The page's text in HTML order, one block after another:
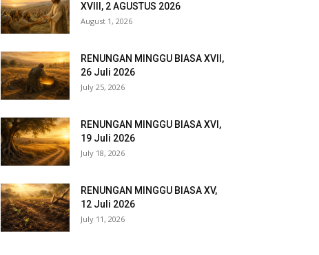
XVIII, 2 AGUSTUS 2026
August 1, 2026
RENUNGAN MINGGU BIASA XVII,
26 Juli 2026
July 25, 2026
RENUNGAN MINGGU BIASA XVI,
19 Juli 2026
July 18, 2026
RENUNGAN MINGGU BIASA XV,
12 Juli 2026
July 11, 2026